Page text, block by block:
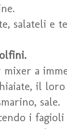
salateli e
a
il
sale.
i